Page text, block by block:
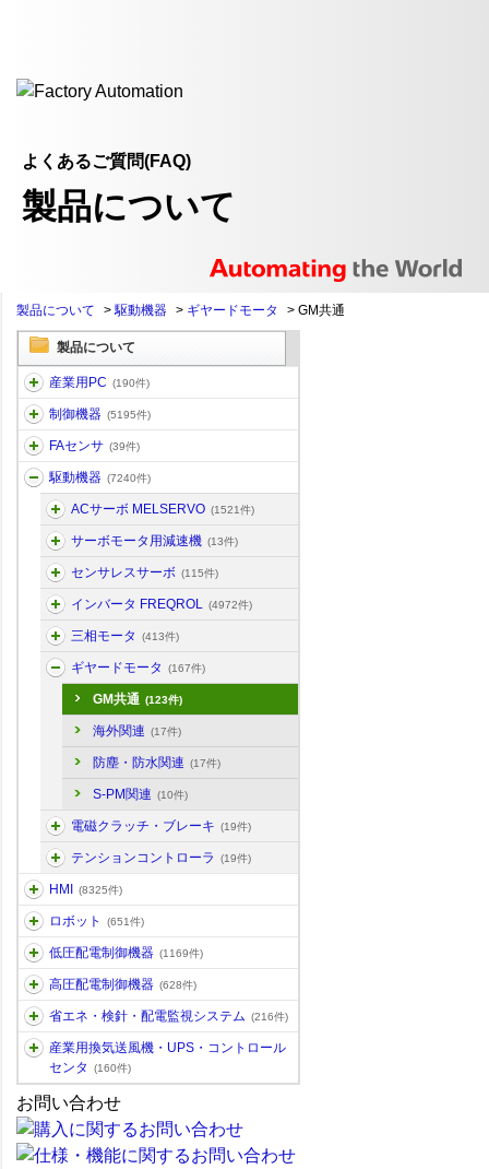
よくあるご質問(FAQ)
製品について
製品について >駆動機器 > ギヤードモータ > GM共通
製品について
産業用PC (190件)
制御機器 (5195件)
FAセンサ (39件)
駆動機器 (7240件)
ACサーボ MELSERVO (1521件)
サーボモータ用減速機 (13件)
センサレスサーボ (115件)
インバータ FREQROL (4972件)
三相モータ (413件)
ギヤードモータ (167件)
GM共通 (123件)
海外関連 (17件)
防塵・防水関連 (17件)
S-PM関連 (10件)
電磁クラッチ・ブレーキ (19件)
テンションコントローラ (19件)
HMI (8325件)
ロボット (651件)
低圧配電制御機器 (1169件)
高圧配電制御機器 (628件)
省エネ・検針・配電監視システム (216件)
産業用換気送風機・UPS・コントロール
センタ
(160件)
お問い合わせ